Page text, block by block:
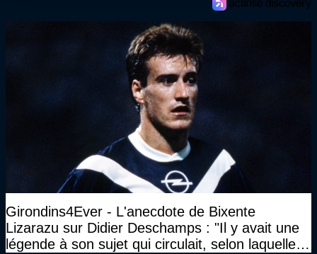
Girondins4Ever - L'anecdote de Bixente
Lizarazu sur Didier Deschamps : "Il y avait une
légende à son sujet qui circulait, selon laquelle il